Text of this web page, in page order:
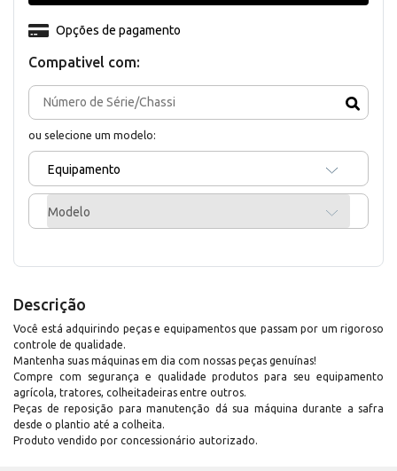
Compativel com:
ou selecione um modelo:
Equipamento
Modelo
Opções de pagamento
Descrição
Você está adquirindo peças e equipamentos que passam por um rigoroso
controle de qualidade.
Mantenha suas máquinas em dia com nossas peças genuínas!
Compre com segurança e qualidade produtos para seu equipamento
agrícola, tratores, colheitadeiras entre outros.
Peças de reposição para manutenção dá sua máquina durante a safra
desde o plantio até a colheita.
Produto vendido por concessionário autorizado.